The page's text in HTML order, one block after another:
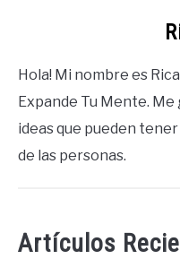
Hola! Mi nombre es
Expande Tu Mente.
ideas que pueden
de las personas.
Artículos